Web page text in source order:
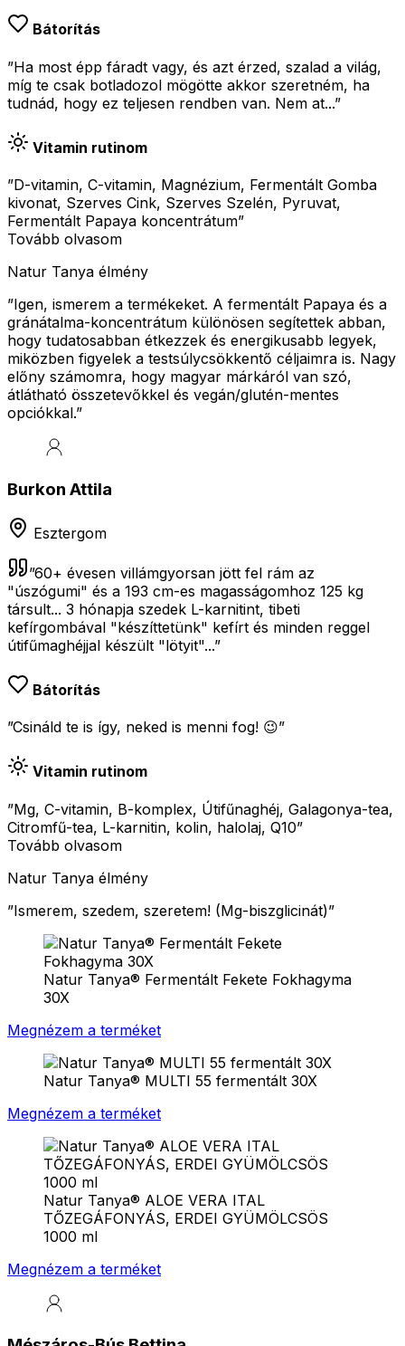
Bátorítás
”Ha most épp fáradt vagy, és azt érzed, szalad a világ,
míg te csak botladozol mögötte akkor szeretném, ha
tudnád, hogy ez teljesen rendben van. Nem at...”
Vitamin rutinom
”D-vitamin, C-vitamin, Magnézium, Fermentált Gomba
kivonat, Szerves Cink, Szerves Szelén, Pyruvat,
Fermentált Papaya koncentrátum”
Tovább olvasom
Natur Tanya élmény
”Igen, ismerem a termékeket. A fermentált Papaya és a
gránátalma-koncentrátum különösen segítettek abban,
hogy tudatosabban étkezzek és energikusabb legyek,
miközben figyelek a testsúlycsökkentő céljaimra is. Nagy
előny számomra, hogy magyar márkáról van szó,
átlátható összetevőkkel és vegán/glutén-mentes
opciókkal.”
Burkon Attila
Esztergom
”60+ évesen villámgyorsan jött fel rám az
"úszógumi" és a 193 cm-es magasságomhoz 125 kg
társult... 3 hónapja szedek L-karnitint, tibeti
kefírgombával "készíttetünk" kefírt és minden reggel
útifűmaghéjjal készült "lötyit"...”
Bátorítás
”Csináld te is így, neked is menni fog! 😉”
Vitamin rutinom
”Mg, C-vitamin, B-komplex, Útifűnaghéj, Galagonya-tea,
Citromfű-tea, L-karnitin, kolin, halolaj, Q10”
Tovább olvasom
Natur Tanya élmény
”Ismerem, szedem, szeretem! (Mg-biszglicinát)”
Natur Tanya® Fermentált Fekete Fokhagyma
30X
Megnézem a terméket
Natur Tanya® MULTI 55 fermentált 30X
Megnézem a terméket
Natur Tanya® ALOE VERA ITAL
TŐZEGÁFONYÁS, ERDEI GYÜMÖLCSÖS
1000 ml
Megnézem a terméket